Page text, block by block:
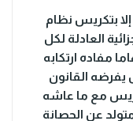
بتكريس نظام
العادلة لكل
مفاده ارتكابه
يفرضه القانون
مع ما عاشه
عن الحصانة